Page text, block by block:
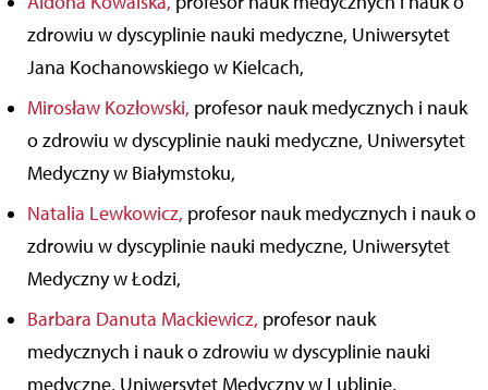
zdrowiu w dyscyplinie nauki medyczne, Uniwersytet
Jana Kochanowskiego w Kielcach,
Mirosław Kozłowski, profesor nauk medycznych i nauk
o zdrowiu w dyscyplinie nauki medyczne, Uniwersytet
Medyczny w Białymstoku,
Natalia Lewkowicz, profesor nauk medycznych i nauk o
zdrowiu w dyscyplinie nauki medyczne, Uniwersytet
Medyczny w Łodzi,
Barbara Danuta Mackiewicz, profesor nauk
medycznych i nauk o zdrowiu w dyscyplinie nauki
medyczne, Uniwersytet Medyczny w Lublinie,